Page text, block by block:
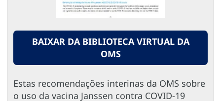
BAIXAR DA BIBLIOTECA VIRTUAL DA
OMS
Estas recomendações interinas da OMS sobre
o uso da vacina Janssen contra COVID-19